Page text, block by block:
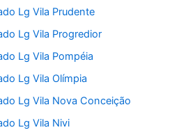
Lg Vila Prudente
Lg Vila Progredior
Lg Vila Pompéia
Lg Vila Olímpia
Lg Vila Nova Conceição
Lg Vila Nivi